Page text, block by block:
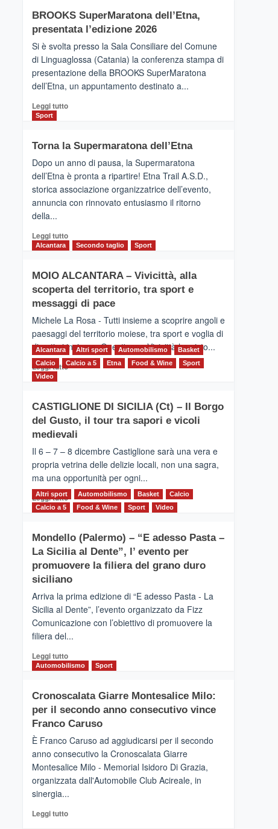
con
la
Al
via
i
collegamenti
BROOKS SuperMaratona dell’Etna,
presentata l’edizione 2026
Si è svolta presso la Sala Consiliare del Comune
di Linguaglossa (Catania) la conferenza stampa di
presentazione della BROOKS SuperMaratona
dell’Etna, un appuntamento destinato a...
Leggi tuttoLeggi
BROOKS
SuperMaratona
dell’Etna,
presentata
l’edizione
2026
Sport
Torna la Supermaratona dell’Etna
Dopo un anno di pausa, la Supermaratona
dell’Etna è pronta a ripartire! Etna Trail A.S.D.,
storica associazione organizzatrice dell’evento,
annuncia con rinnovato entusiasmo il ritorno
della...
Leggi tuttoLeggi
Torna
la
Supermaratona
Alcantara Secondo taglio Sport
MOIO ALCANTARA – Vivicittà, alla
scoperta del territorio, tra sport e
messaggi di pace
Michele La Rosa - Tutti insieme a scoprire angoli e
paesaggi del territorio moiese, tra sport e voglia di
divertirsi insieme. Quest'anno Vivicittà ha visto...
Leggi tuttoLeggi
MOIO
ALCANTARA
–
alla
scoperta
del
territorio,
tra
sport
messaggi
di
Alcantara Altri sport Automobilismo
Basket
Calcio
Calcio a 5 Etna Food & Wine
Sport
Video
CASTIGLIONE DI SICILIA (Ct) – Il Borgo
del Gusto, il tour tra sapori e vicoli
medievali
Il 6 – 7 – 8 dicembre Castiglione sarà una vera e
propria vetrina delle delizie locali, non una sagra,
ma una opportunità per ogni...
Leggi tuttoLeggi
CASTIGLIONE
DI
SICILIA
(Ct)
Il
Borgo
del
tour
tra
vicoli
medievali
Altri sport Automobilismo Basket
Calcio
Calcio a 5
Food & Wine Sport Video
Mondello (Palermo) – “E adesso Pasta –
La Sicilia al Dente”, l’ evento per
promuovere la filiera del grano duro
siciliano
Arriva la prima edizione di “E adesso Pasta - La
Sicilia al Dente”, l’evento organizzato da Fizz
Comunicazione con l’obiettivo di promuovere la
filiera del...
Leggi tuttoLeggi
di
Mondello
(Palermo)
–
adesso
Pasta
–
La
Dente”,
Automobilismo Sport
Cronoscalata Giarre Montesalice Milo:
per il secondo anno consecutivo vince
Franco Caruso
È Franco Caruso ad aggiudicarsi per il secondo
anno consecutivo la Cronoscalata Giarre
Montesalice Milo - Memorial Isidoro Di Grazia,
organizzata dall'Automobile Club Acireale, in
sinergia...
Leggi tuttoLeggi